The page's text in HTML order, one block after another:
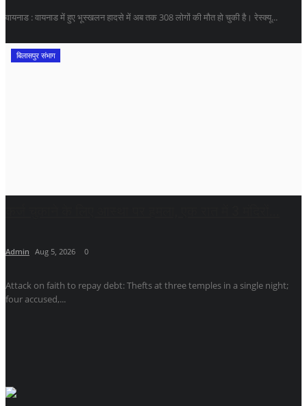
वायनाड : वायनाड में हुए भूस्खलन हादसे में अब तक 308 लोगों की मौत हो चुकी है। रेस्क्यू...
बिलासपुर संभाग
Admin Aug 5, 2026 0
Attack on faith to repay debt: Thefts at three temples in a single night;
four accused,...